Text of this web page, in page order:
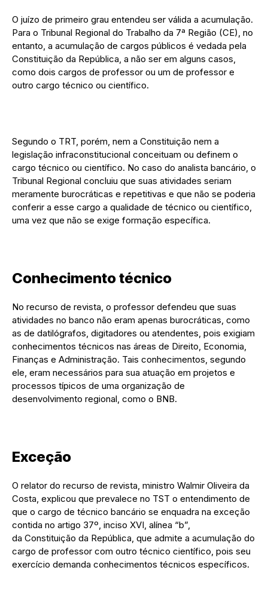
O juízo de primeiro grau entendeu ser válida a acumulação.
Para o Tribunal Regional do Trabalho da 7ª Região (CE), no
entanto, a acumulação de cargos públicos é vedada pela
Constituição da República, a não ser em alguns casos,
como dois cargos de professor ou um de professor e
outro cargo técnico ou científico.
Segundo o TRT, porém, nem a Constituição nem a
legislação infraconstitucional conceituam ou definem o
cargo técnico ou científico. No caso do analista bancário, o
Tribunal Regional concluiu que suas atividades seriam
meramente burocráticas e repetitivas e que não se poderia
conferir a esse cargo a qualidade de técnico ou científico,
uma vez que não se exige formação específica.
Conhecimento técnico
No recurso de revista, o professor defendeu que suas
atividades no banco não eram apenas burocráticas, como
as de datilógrafos, digitadores ou atendentes, pois exigiam
conhecimentos técnicos nas áreas de Direito, Economia,
Finanças e Administração. Tais conhecimentos, segundo
ele, eram necessários para sua atuação em projetos e
processos típicos de uma organização de
desenvolvimento regional, como o BNB.
Exceção
O relator do recurso de revista, ministro Walmir Oliveira da
Costa, explicou que prevalece no TST o entendimento de
que o cargo de técnico bancário se enquadra na exceção
contida no artigo 37º, inciso XVI, alínea “b”,
da Constituição da República, que admite a acumulação do
cargo de professor com outro técnico científico, pois seu
exercício demanda conhecimentos técnicos específicos.